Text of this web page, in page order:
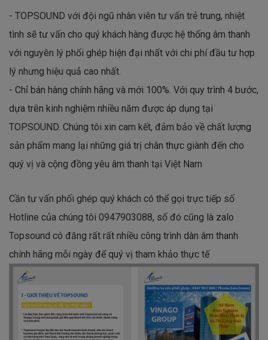
- TOPSOUND với đội ngũ nhân viên tư vấn trẻ trung, nhiệt
tình sẽ tư vấn cho quý khách hàng được hệ thống âm thanh
với nguyên lý phối ghép hiện đại nhất với chi phí đầu tư hợp
lý nhưng hiệu quả cao nhất.
- Chỉ bán hàng chính hãng và mới 100%. Với quy trình 4 bước,
dựa trên kinh nghiệm nhiều năm được áp dụng tại
TOPSOUND. Chúng tôi xin cam kết, đảm bảo về chất lượng
sản phẩm mang lại những giá trị chân thực giành đến cho
quý vị và cộng đồng yêu âm thanh tại Việt Nam
Cần tư vấn phối ghép quý khách có thể gọi trực tiếp số
Hotline của chúng tôi 0947903088, số đó cũng là zalo
Topsound có đăng rất rất nhiều công trình dàn âm thanh
chính hãng mỗi ngày để quý vị tham khảo thực tế